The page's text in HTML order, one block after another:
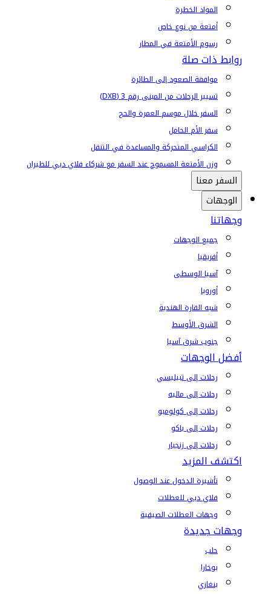
المواد الخطرة
أمتعة من نوع خاص
رسوم الأمتعة في المطار
روابط ذات صلة
موافقة الصعود إلى الطائرة
تسيير الرحلات من المبنى رقم 3 (DXB)
السفر خلال موسم العمرة والحج
سفر الأم الحامل
الكراسي المتحركة والمساعدة في التنقل
وزن الأمتعة المسموح عند السفر مع شركاء فلاي دبي للطيران
السفر معنا
الوجهات
وجهاتنا
جميع الوجهات
أفريقيا
آسيا الوسطى
أوروبا
شبه القارة الهندية
الشرق الأوسط
جنوب شرق آسيا
أفضل الوجهات
رحلات إلى تبيليسي
رحلات إلى ماليه
رحلات إلى كولومبو
رحلات إلى باكو
رحلات إلى زنجبار
اكتشف المزيد
تأشيرة الدخول عند الوصول
فلاي دبي للعطلات
وجهات العطلات الصيفية
وجهات جديدة
حلب
بوخارا
بنغازي